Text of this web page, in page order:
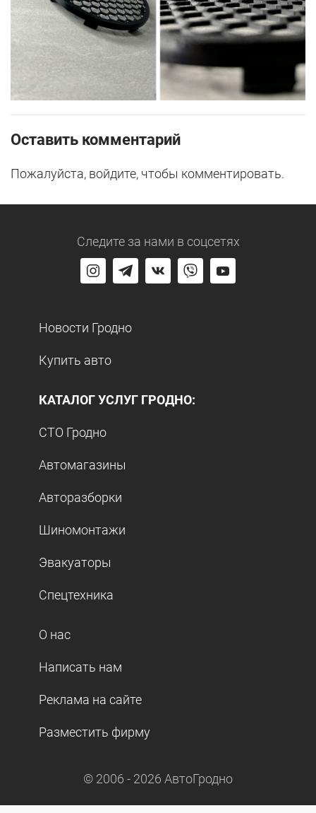
Оставить комментарий
Пожалуйста, войдите, чтобы комментировать.
Следите за нами в соцсетях
Новости Гродно
Купить авто
КАТАЛОГ УСЛУГ ГРОДНО:
СТО Гродно
Автомагазины
Авторазборки
Шиномонтажи
Эвакуаторы
Спецтехника
О нас
Написать нам
Реклама на сайте
Разместить фирму
© 2006 - 2026 АвтоГродно